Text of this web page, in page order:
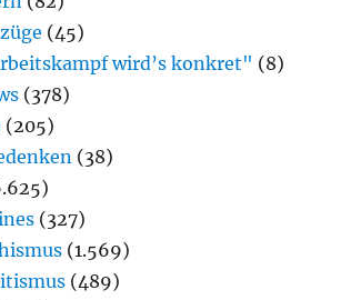
(45)
wird’s konkret" (8)
(378)
(205)
(38)
(327)
(1.569)
(489)